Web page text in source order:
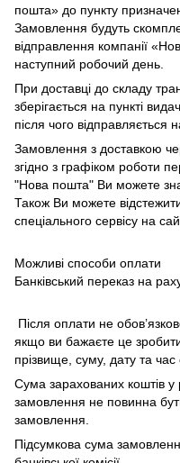
пошта» до пункту
Замовлення будуть
відправлення компанії
наступний робочий день.
При доставці до складу
зберігається на пункті
після чого відправляється
Замовлення з доставкою
згідно з графіком роботи
"Нова пошта" Ви можете
Також Ви можете
спеціального сервісу на
Можливі способи оплати
Банківський переказ на
Після оплати не
якщо ви бажаєте це
прізвище, суму, дату та час
Сума зарахованих коштів
замовлення не повинна
замовлення.
Підсумкова сума